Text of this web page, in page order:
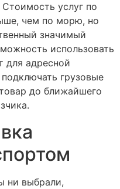
услуг по
чем по морю, но
значимый
использовать
для адресной
грузовые
до ближайшего
ни выбрали,